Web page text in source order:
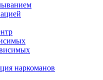
наркоманов